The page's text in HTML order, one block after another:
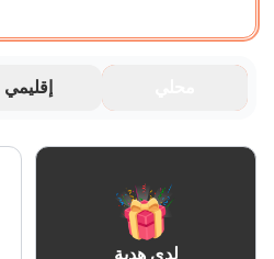
إقليمي
لدي هدية